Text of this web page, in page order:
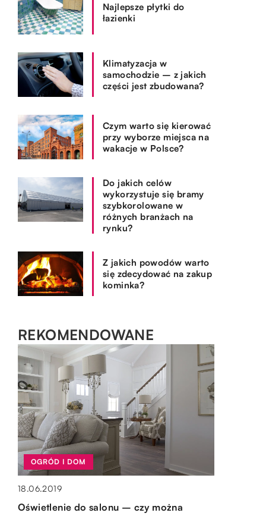
Najlepsze płytki do
łazienki
Klimatyzacja w
samochodzie – z jakich
części jest zbudowana?
Czym warto się kierować
przy wyborze miejsca na
wakacje w Polsce?
Do jakich celów
wykorzystuje się bramy
szybkorolowane w
różnych branżach na
rynku?
Z jakich powodów warto
się zdecydować na zakup
kominka?
REKOMENDOWANE
OGRÓD I DOM
15.10.2019
OGRÓD I DOM
18.06.2019
Oświetlenie do salonu – czy można
WYPOCZYNEK I HOBBY
16.09.2022
Wrotki – jakie mają właściwości
WYPOCZYNEK I HOBBY
05.01.2023
Co powinniśmy zabrać ze sobą na